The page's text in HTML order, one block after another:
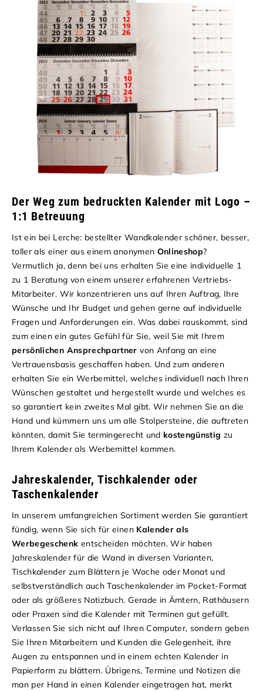
Der Weg zum bedruckten Kalender mit Logo –
1:1 Betreuung
Ist ein bei Lerche: bestellter Wandkalender schöner, besser,
toller als einer aus einem anonymen Onlineshop?
Vermutlich ja, denn bei uns erhalten Sie eine individuelle 1
zu 1 Beratung von einem unserer erfahrenen Vertriebs-
Mitarbeiter. Wir konzentrieren uns auf Ihren Auftrag, Ihre
Wünsche und Ihr Budget und gehen gerne auf individuelle
Fragen und Anforderungen ein. Was dabei rauskommt, sind
zum einen ein gutes Gefühl für Sie, weil Sie mit Ihrem
persönlichen Ansprechpartner von Anfang an eine
Vertrauensbasis geschaffen haben. Und zum anderen
erhalten Sie ein Werbemittel, welches individuell nach Ihren
Wünschen gestaltet und hergestellt wurde und welches es
so garantiert kein zweites Mal gibt. Wir nehmen Sie an die
Hand und kümmern uns um alle Stolpersteine, die auftreten
könnten, damit Sie termingerecht und kostengünstig zu
Ihrem Kalender als Werbemittel kommen.
Jahreskalender, Tischkalender oder
Taschenkalender
In unserem umfangreichen Sortiment werden Sie garantiert
fündig, wenn Sie sich für einen Kalender als
Werbegeschenk entscheiden möchten. Wir haben
Jahreskalender für die Wand in diversen Varianten,
Tischkalender zum Blättern je Woche oder Monat und
selbstverständlich auch Taschenkalender im Pocket-Format
oder als größeres Notizbuch. Gerade in Ämtern, Rathäusern
oder Praxen sind die Kalender mit Terminen gut gefüllt.
Verlassen Sie sich nicht auf Ihren Computer, sondern geben
Sie Ihren Mitarbeitern und Kunden die Gelegenheit, ihre
Augen zu entspannen und in einem echten Kalender in
Papierform zu blättern. Übrigens, Termine und Notizen die
man per Hand in einen Kalender eingetragen hat, merkt